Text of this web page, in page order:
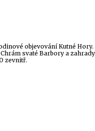
objevování Kutné
svaté Barbory a
zevnitř.